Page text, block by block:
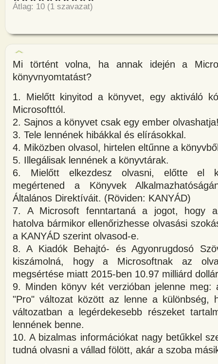
Átlag: 10 (1 szavazat)
Mi történt volna, ha annak idején a
könyvnyomtatást?
1. Mielőtt kinyitod a könyvet, egy aktiváló
Microsofttól.
2. Sajnos a könyvet csak egy ember
3. Tele lennének hibákkal és elírásokkal.
4. Miközben olvasol, hirtelen eltűnne a
5. Illegálisak lennének a könyvtárak.
6. Mielőtt elkezdesz olvasni, előtte el
megértened a Könyvek
Általános Direktíváit. (Röviden: KANYÁD)
7. A Microsoft fenntartaná a jogot, hogy a
hatolva bármikor ellenőrizhesse olvasási
a KANYÁD szerint olvasod-e.
8. A Kiadók Behajtó- és Agyonrugdosó
kiszámolná, hogy a Microsoftnak az
megsértése miatt 2015-ben 10.97 milliárd
9. Minden könyv két verzióban jelenne meg:
"Pro" változat között az lenne a különbség,
változatban a legérdekesebb részeket
lennének benne.
10. A bizalmas információkat nagy betűkkel
tudná olvasni a vállad fölött, akár a szoba